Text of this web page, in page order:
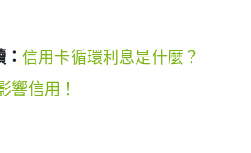
信用卡循環利息是什麼？
響信用！